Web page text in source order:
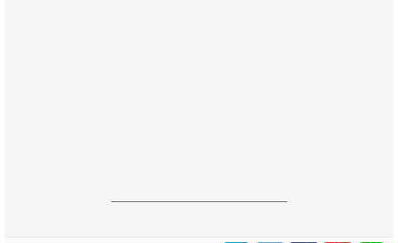
------------------------------------------------------------------